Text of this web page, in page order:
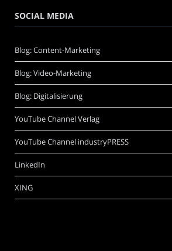
SOCIAL MEDIA
Blog: Content-Marketing
Blog: Video-Marketing
Blog: Digitalisierung
YouTube Channel Verlag
YouTube Channel industryPRESS
LinkedIn
XING